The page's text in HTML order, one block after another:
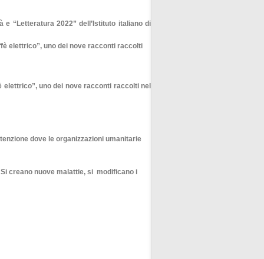
“Letteratura 2022” dell’Istituto italiano di
uno dei nove racconti raccolti nel